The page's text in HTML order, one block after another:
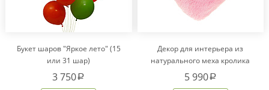
Букет шаров "Яркое лето" (15
или 31 шар)
3 750a
Декор для интерьера из
натурального меха кролика
Рекс "Сердце" IM20601
5 990a